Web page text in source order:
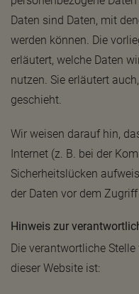
Daten sind Daten, mit
werden können. Die
erläutert, welche Daten
nutzen. Sie erläutert
geschieht.
Wir weisen darauf hin,
Internet (z. B. bei der
Sicherheitslücken
der Daten vor dem
Hinweis zur
Die verantwortliche
dieser Website ist: